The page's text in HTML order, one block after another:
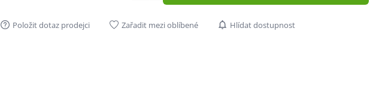
Položit dotaz prodejci Zařadit mezi oblíbené Hlídat dostupnost